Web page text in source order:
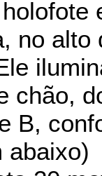
no
chão,
B,
abaixo)